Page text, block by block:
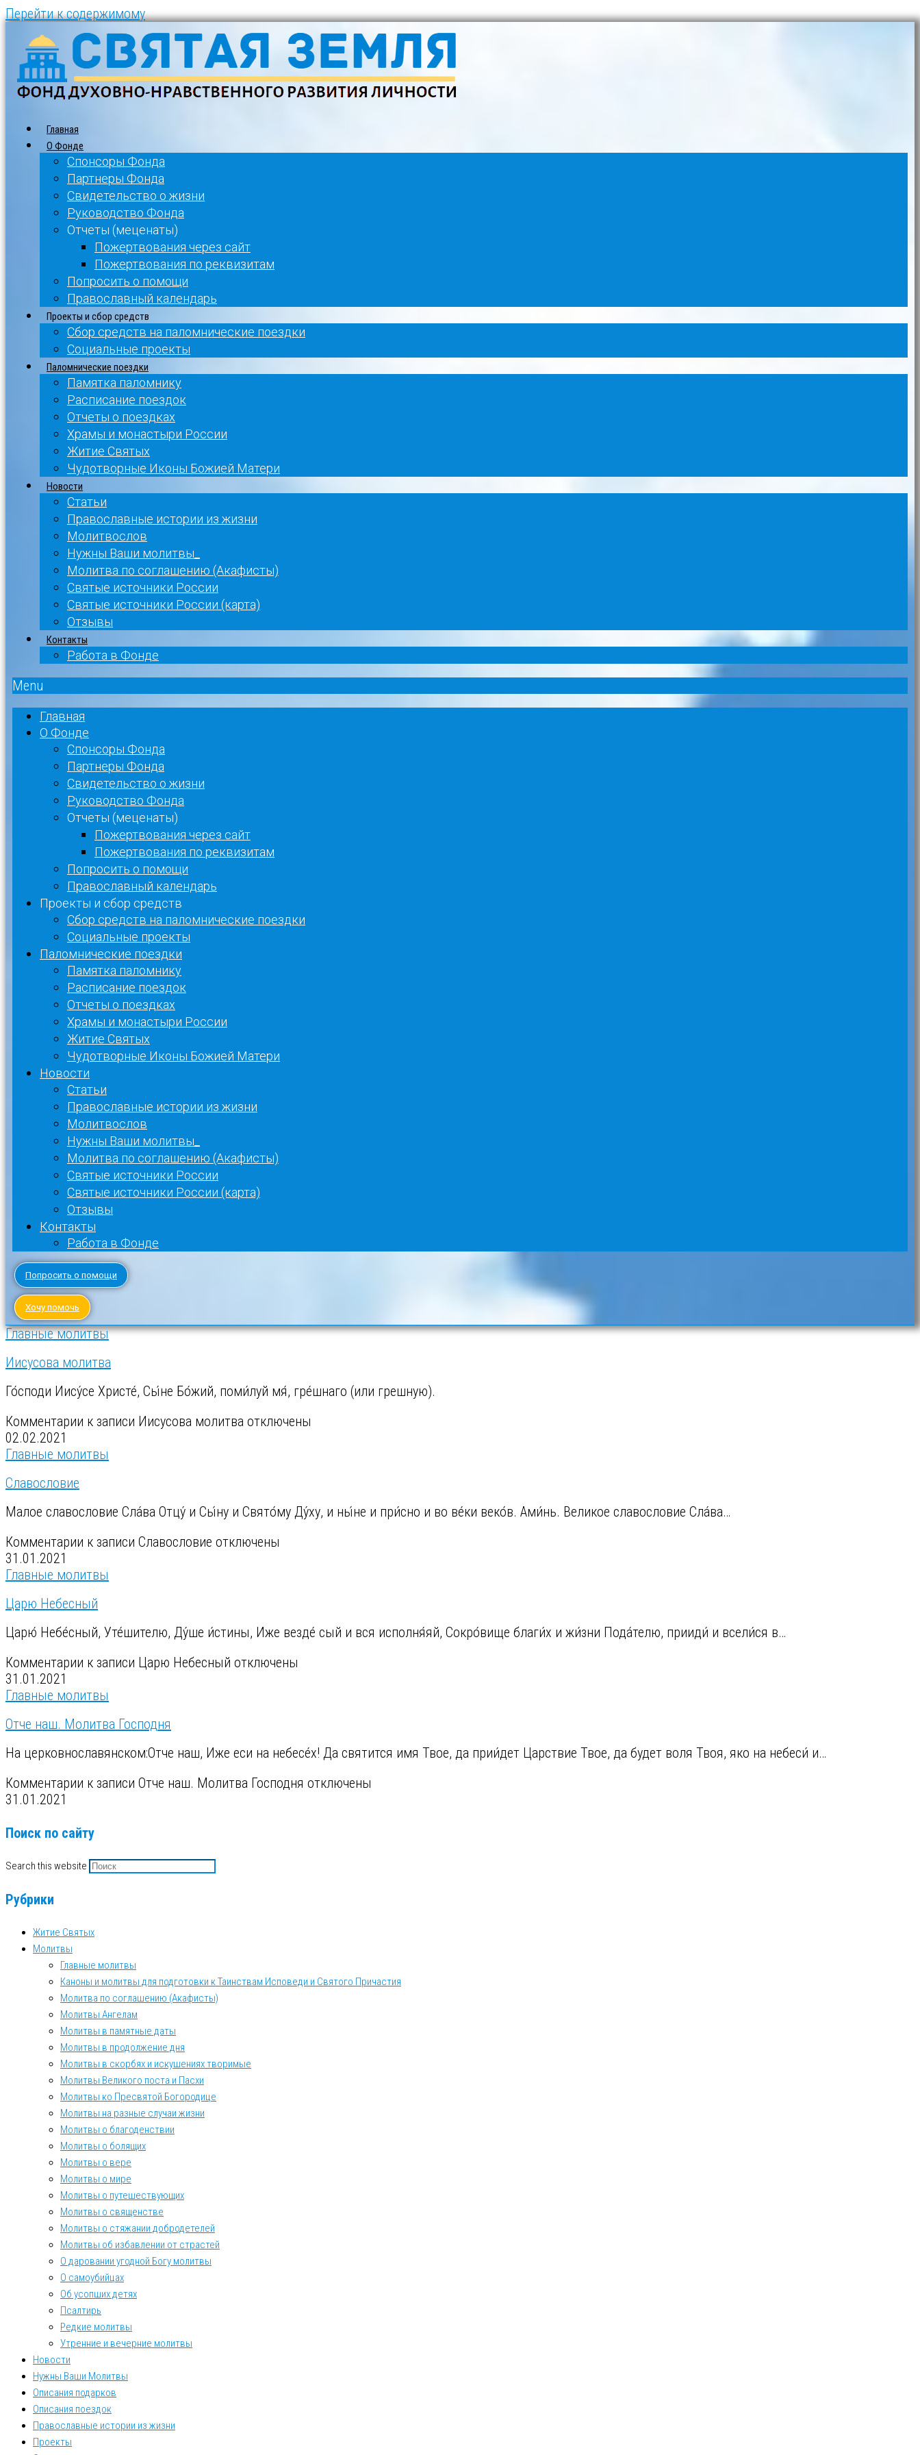
Перейти к содержимому
Главная
О Фонде
Спонсоры Фонда
Партнеры Фонда
Свидетельство о жизни
Руководство Фонда
Отчеты (меценаты)
Пожертвования через сайт
Пожертвования по реквизитам
Попросить о помощи
Православный календарь
Проекты и сбор средств
Сбор средств на паломнические поездки
Социальные проекты
Паломнические поездки
Памятка паломнику
Расписание поездок
Отчеты о поездках
Храмы и монастыри России
Житие Святых
Чудотворные Иконы Божией Матери
Новости
Статьи
Православные истории из жизни
Молитвослов
Нужны Ваши молитвы_
Молитва по соглашению (Акафисты)
Святые источники России
Святые источники России (карта)
Отзывы
Контакты
Работа в Фонде
Menu
Главная
О Фонде
Спонсоры Фонда
Партнеры Фонда
Свидетельство о жизни
Руководство Фонда
Отчеты (меценаты)
Пожертвования через сайт
Пожертвования по реквизитам
Попросить о помощи
Православный календарь
Проекты и сбор средств
Сбор средств на паломнические поездки
Социальные проекты
Паломнические поездки
Памятка паломнику
Расписание поездок
Отчеты о поездках
Храмы и монастыри России
Житие Святых
Чудотворные Иконы Божией Матери
Новости
Статьи
Православные истории из жизни
Молитвослов
Нужны Ваши молитвы_
Молитва по соглашению (Акафисты)
Святые источники России
Святые источники России (карта)
Отзывы
Контакты
Работа в Фонде
Попросить о помощи
Хочу помочь
Главные молитвы
Иисусова молитва
Го́споди Иису́се Христе́, Сы́не Бо́жий, поми́луй мя́, гре́шнаго (или грешную).
Комментарии к записи Иисусова молитва отключены
02.02.2021
Главные молитвы
Славословие
Малое славословие Сла́ва Отцу́ и Сы́ну и Свято́му Ду́ху, и ны́не и при́сно и во ве́ки веко́в. Ами́нь. Великое славословие Сла́ва…
Комментарии к записи Славословие отключены
31.01.2021
Главные молитвы
Царю Небесный
Царю́ Небе́сный, Уте́шителю, Ду́ше и́стины, И́же везде́ сый и вся исполня́яй, Сокро́вище благи́х и жи́зни Пода́телю, прииди́ и всели́ся в…
Комментарии к записи Царю Небесный отключены
31.01.2021
Главные молитвы
Отче наш. Молитва Господня
На церковнославянском:Отче наш, Иже еси на небесе́х! Да святится имя Твое, да прии́дет Царствие Твое, да будет воля Твоя, яко на небеси́ и…
Комментарии к записи Отче наш. Молитва Господня отключены
31.01.2021
Поиск по сайту
Search this website
Рубрики
Житие Святых
Молитвы
Главные молитвы
Каноны и молитвы для подготовки к Таинствам Исповеди и Святого Причастия
Молитва по соглашению (Акафисты)
Молитвы Ангелам
Молитвы в памятные даты
Молитвы в продолжение дня
Молитвы в скорбях и искушениях творимые
Молитвы Великого поста и Пасхи
Молитвы ко Пресвятой Богородице
Молитвы на разные случаи жизни
Молитвы о благоденствии
Молитвы о болящих
Молитвы о вере
Молитвы о мире
Молитвы о путешествующих
Молитвы о священстве
Молитвы о стяжании добродетелей
Молитвы об избавлении от страстей
О даровании угодной Богу молитвы
О самоубийцах
Об усопших детях
Псалтирь
Редкие молитвы
Утренние и вечерние молитвы
Новости
Нужны Ваши Молитвы
Описания подарков
Описания поездок
Православные истории из жизни
Проекты